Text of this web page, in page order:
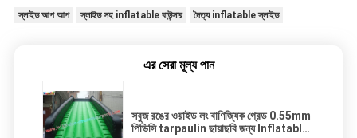
স্লাইড আপ আপ স্লাইড সহ inflatable বাউন্সার দৈত্য inflatable স্লাইড
এর সেরা মূল্য পান
সবুজ রঙের ওয়াইড লং বাণিজ্যিক গ্রেড 0.55mm
পিভিসি tarpaulin ছায়াছবি জন্য Inflatable